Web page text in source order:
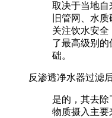
取决于当地自
旧管网、水
关注饮水安
了最高级别
础。
反渗透净水器过滤
是的，其去
物质摄入主要